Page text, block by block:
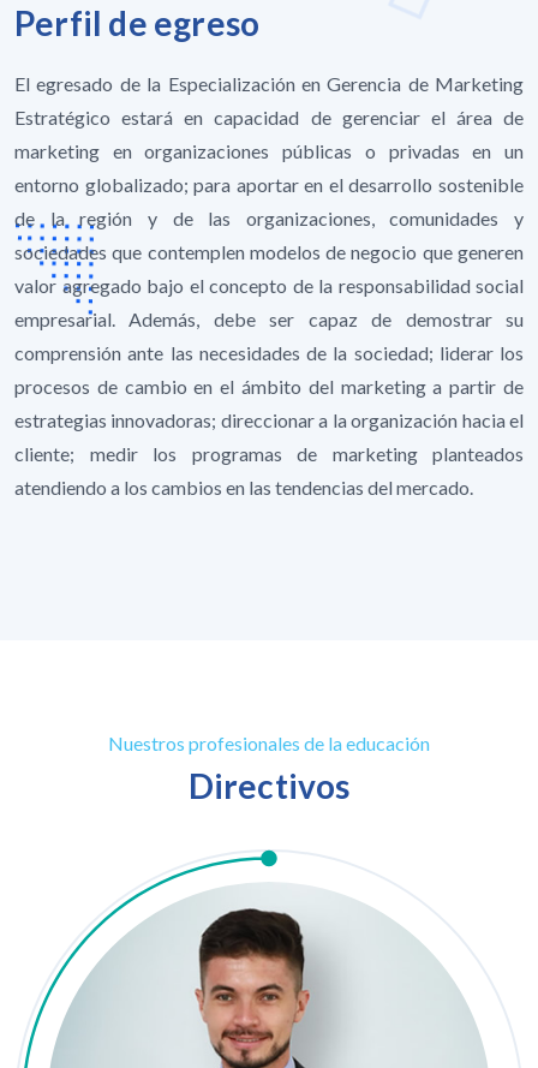
Perfil de egreso
El egresado de la Especialización en Gerencia de Marketing
Estratégico estará en capacidad de gerenciar el área de
marketing en organizaciones públicas o privadas en un
entorno globalizado; para aportar en el desarrollo sostenible
de la región y de las organizaciones, comunidades y
sociedades que contemplen modelos de negocio que generen
valor agregado bajo el concepto de la responsabilidad social
empresarial. Además, debe ser capaz de demostrar su
comprensión ante las necesidades de la sociedad; liderar los
procesos de cambio en el ámbito del marketing a partir de
estrategias innovadoras; direccionar a la organización hacia el
cliente; medir los programas de marketing planteados
atendiendo a los cambios en las tendencias del mercado.
Nuestros profesionales de la educación
Directivos